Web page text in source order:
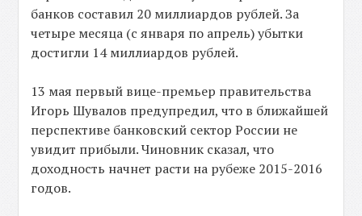
банков составил 20 миллиардов рублей. За
четыре месяца (с января по апрель) убытки
достигли 14 миллиардов рублей.
13 мая первый вице-премьер правительства
Игорь Шувалов предупредил, что в ближайшей
перспективе банковский сектор России не
увидит прибыли. Чиновник сказал, что
доходность начнет расти на рубеже 2015-2016
годов.